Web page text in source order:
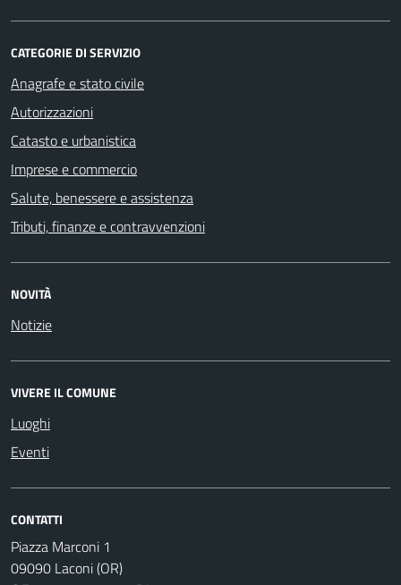
CATEGORIE DI SERVIZIO
Anagrafe e stato civile
Autorizzazioni
Catasto e urbanistica
Imprese e commercio
Salute, benessere e assistenza
Tributi, finanze e contravvenzioni
NOVITÀ
Notizie
VIVERE IL COMUNE
Luoghi
Eventi
CONTATTI
Piazza Marconi 1
09090 Laconi (OR)